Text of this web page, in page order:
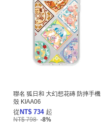
聯名 狐日和 大幻想花磚 防摔手機
殼 KIAA06
從 NT$ 734 起
NT$ 798 -8%